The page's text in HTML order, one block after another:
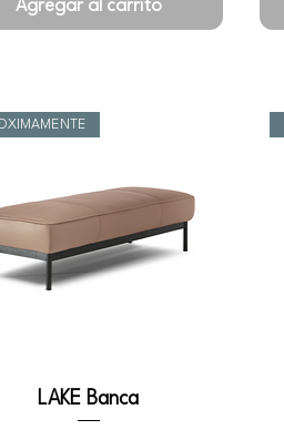
Agregar al carrito
LAKE Banca